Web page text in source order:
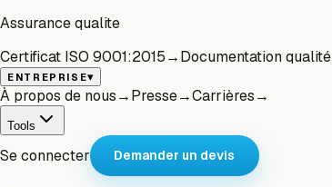
Assurance qualite
Certificat ISO 9001:2015→Documentation qualité
ENTREPRISE▾
À propos de nous→Presse→Carrières→
Tools
Se connecter Demander un devis